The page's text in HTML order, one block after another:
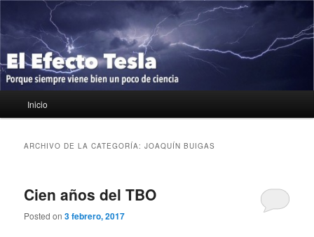
contenido
principal
contenido
secundario
El Efecto Tesla
Porque siempre viene bien un poco de ciencia
principal
Inicio
ARCHIVO DE LA CATEGORÍA:JOAQUÍN BUIGAS
Cien años del TBO
Posted on3 febrero, 2017